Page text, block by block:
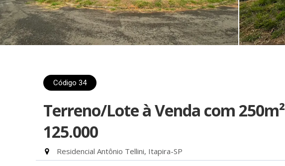
Código 34
Terreno/Lote à Venda com 250m²
125.000
Residencial Antônio Tellini, Itapira-SP